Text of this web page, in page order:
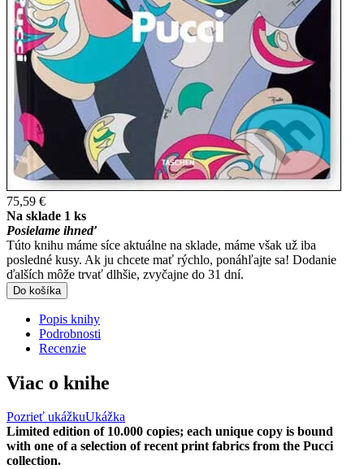
75,59 €
Na sklade 1 ks
Posielame ihneď
Túto knihu máme síce aktuálne na sklade, máme však už iba
posledné kusy. Ak ju chcete mať rýchlo, ponáhľajte sa! Dodanie
ďalších môže trvať dlhšie, zvyčajne do 31 dní.
Do košíka
Popis knihy
Podrobnosti
Recenzie
Viac o knihe
Pozrieť ukážkuUkážka
Limited edition of 10.000 copies; each unique copy is bound
with one of a selection of recent print fabrics from the Pucci
collection.